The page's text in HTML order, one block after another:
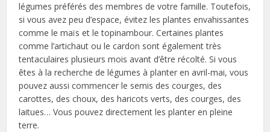
légumes préférés des membres de votre famille. Toutefois,
si vous avez peu d’espace, évitez les plantes envahissantes
comme le maïs et le topinambour. Certaines plantes
comme l’artichaut ou le cardon sont également très
tentaculaires plusieurs mois avant d’être récolté. Si vous
êtes à la recherche de légumes à planter en avril-mai, vous
pouvez aussi commencer le semis des courges, des
carottes, des choux, des haricots verts, des courges, des
laitues… Vous pouvez directement les planter en pleine
terre.